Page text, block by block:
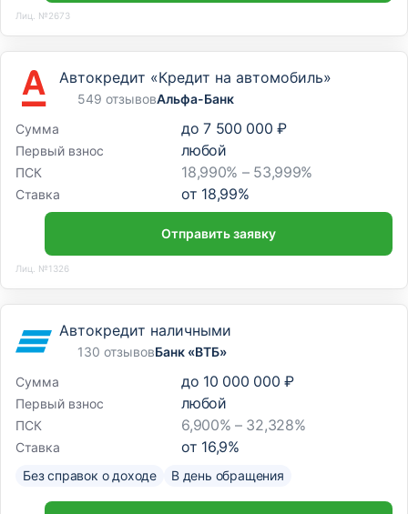
Лиц. №2673
Автокредит «Кредит на автомобиль»
549 отзывовАльфа-Банк
Сумма
до 7 500 000 ₽
Первый взнос любой
ПСК 18,990% – 53,999%
Ставка от 18,99%
Отправить заявку
Лиц. №1326
Автокредит наличными
130 отзывовБанк «ВТБ»
Сумма
до 10 000 000 ₽
Первый взнос любой
ПСК 6,900% – 32,328%
Ставка от 16,9%
Без справок о доходе В день обращения